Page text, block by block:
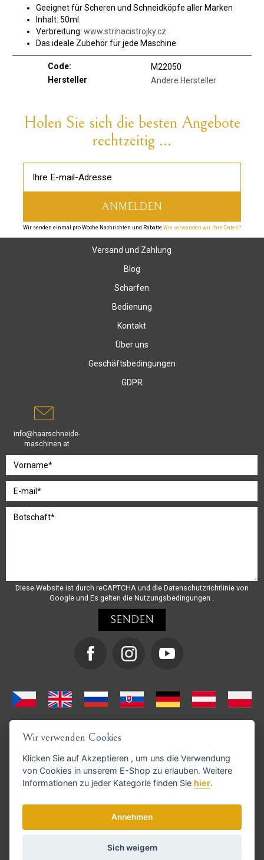
Geeignet für Scheren und Schneidköpfe aller Marken
Inhalt: 50ml.
Verbreitung: www.strihacistrojky.cz
Das ideale Zubehör für jede Maschine
Code:
M22050
Hersteller
Andere Hersteller
Holen Sie sich die besten Angebote
rechtzeitig ...
Wir senden einmal pro Woche Nachrichten und Rabatte.Wie verwenden wir Ihre Daten?
Versand und Zahlung
Blog
Scharfen
Bedienung
Kontakt
Über uns
Geschäftsbedingungen
GDPR
info@haarschneide-
maschinen.at
Diese Website ist durch reCAPTCHA und die Datenschutzrichtlinie von
Google und Es gelten die Nutzungsbedingungen .
GoPay-Zahlungen möglich
Wir verwenden Cookies
Klicken Sie auf Akzeptieren , um uns die Verwendung
von Cookies in unserem E-Shop zu erlauben. Weitere
Informationen zu jeder Kategorie finden Sie hier.
Annehmen
Sich weigern